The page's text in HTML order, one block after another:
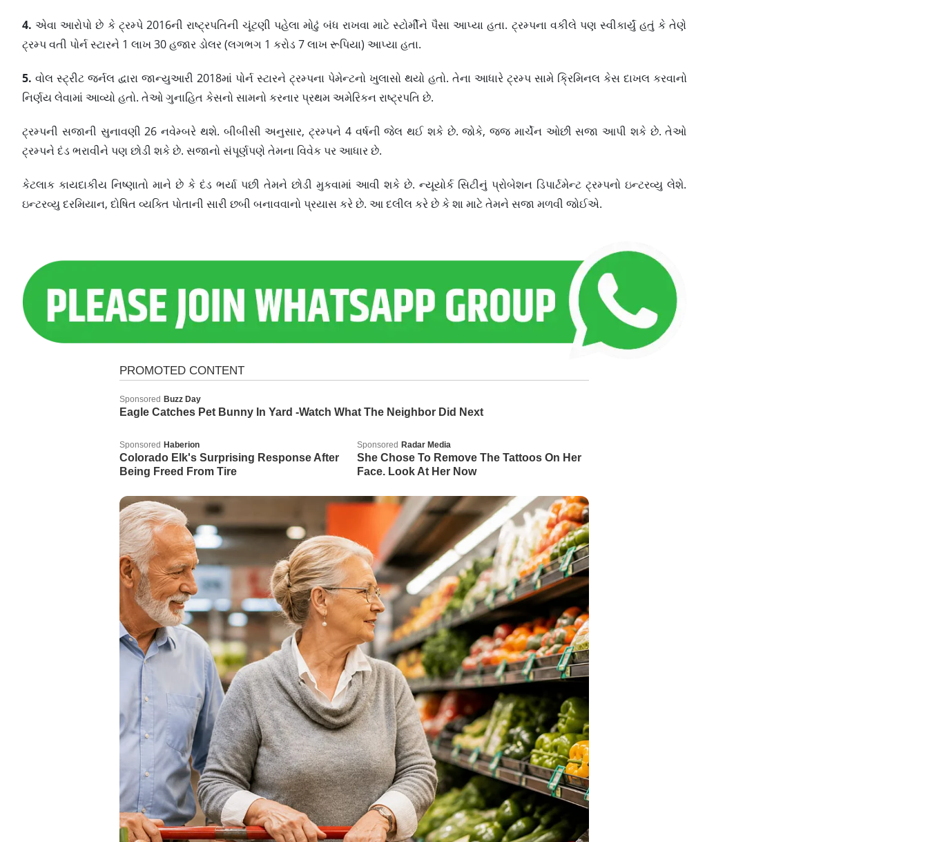
4. એવા આરોપો છે કે ટ્રમ્પે 2016ની રાષ્ટ્રપતિની ચૂંટણી પહેલા મોઢું બંધ રાખવા માટે સ્ટોર્મીને પૈસા આપ્યા હતા. ટ્રમ્પના વકીલે પણ સ્વીકાર્યું હતું કે તેણે
ટ્રમ્પ વતી પોર્ન સ્ટારને 1 લાખ 30 હજાર ડોલર (લગભગ 1 કરોડ 7 લાખ રૂપિયા) આપ્યા હતા.
5. વોલ સ્ટ્રીટ જર્નલ દ્વારા જાન્યુઆરી 2018માં પોર્ન સ્ટારને ટ્રમ્પના પેમેન્ટનો ખુલાસો થયો હતો. તેના આધારે ટ્રમ્પ સામે ક્રિમિનલ કેસ દાખલ કરવાનો
નિર્ણય લેવામાં આવ્યો હતો. તેઓ ગુનાહિત કેસનો સામનો કરનાર પ્રથમ અમેરિકન રાષ્ટ્રપતિ છે.
ટ્રમ્પની સજાની સુનાવણી 26 નવેમ્બરે થશે. બીબીસી અનુસાર, ટ્રમ્પને 4 વર્ષની જેલ થઈ શકે છે. જોકે, જજ માર્ચેન ઓછી સજા આપી શકે છે. તેઓ
ટ્રમ્પને દંડ ભરાવીને પણ છોડી શકે છે. સજાનો સંપૂર્ણપણે તેમના વિવેક પર આધાર છે.
કેટલાક કાયદાકીય નિષ્ણાતો માને છે કે દંડ ભર્યા પછી તેમને છોડી મુકવામાં આવી શકે છે. ન્યૂયોર્ક સિટીનું પ્રોબેશન ડિપાર્ટમેન્ટ ટ્રમ્પનો ઇન્ટરવ્યુ લેશે.
ઇન્ટરવ્યુ દરમિયાન, દોષિત વ્યક્તિ પોતાની સારી છબી બનાવવાનો પ્રયાસ કરે છે. આ દલીલ કરે છે કે શા માટે તેમને સજા મળવી જોઈએ.